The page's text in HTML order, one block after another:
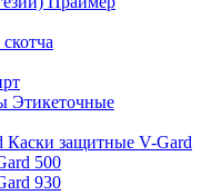
Этикеточные
Каски защитные V-Gard
500
930